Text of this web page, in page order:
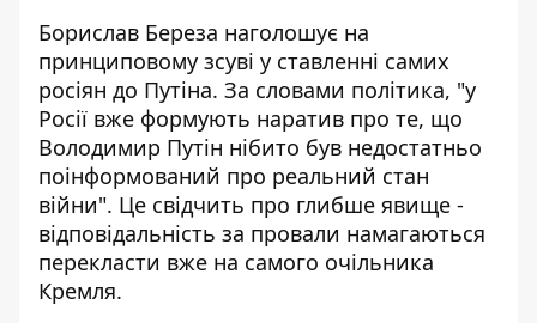
Борислав Береза наголошує на
принциповому зсуві у ставленні самих
росіян до Путіна. За словами політика, "у
Росії вже формують наратив про те, що
Володимир Путін нібито був недостатньо
поінформований про реальний стан
війни". Це свідчить про глибше явище -
відповідальність за провали намагаються
перекласти вже на самого очільника
Кремля.